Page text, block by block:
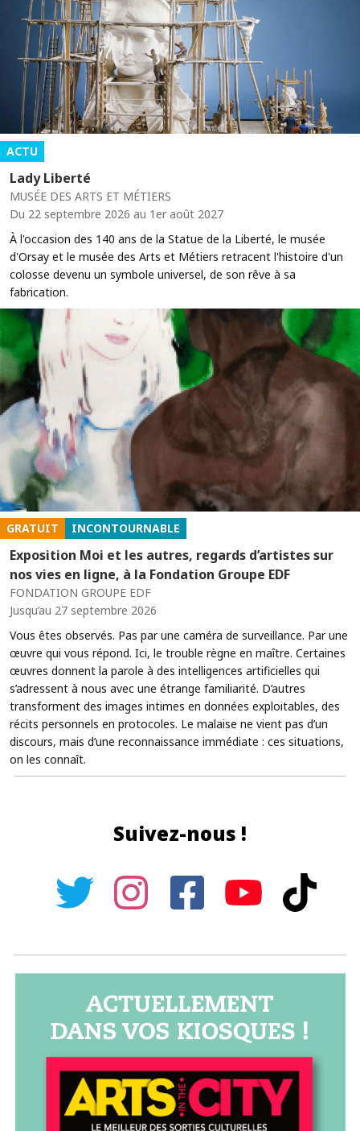
ACTU
Lady Liberté
MUSÉE DES ARTS ET MÉTIERS
Du 22 septembre 2026 au 1er août 2027
À l'occasion des 140 ans de la Statue de la Liberté, le musée
d'Orsay et le musée des Arts et Métiers retracent l'histoire d'un
colosse devenu un symbole universel, de son rêve à sa
fabrication.
GRATUIT INCONTOURNABLE
Exposition Moi et les autres, regards d’artistes sur
nos vies en ligne, à la Fondation Groupe EDF
FONDATION GROUPE EDF
Jusqu’au 27 septembre 2026
Vous êtes observés. Pas par une caméra de surveillance. Par une
œuvre qui vous répond. Ici, le trouble règne en maître. Certaines
œuvres donnent la parole à des intelligences artificielles qui
s’adressent à nous avec une étrange familiarité. D’autres
transforment des images intimes en données exploitables, des
récits personnels en protocoles. Le malaise ne vient pas d’un
discours, mais d’une reconnaissance immédiate : ces situations,
on les connaît.
Suivez-nous !